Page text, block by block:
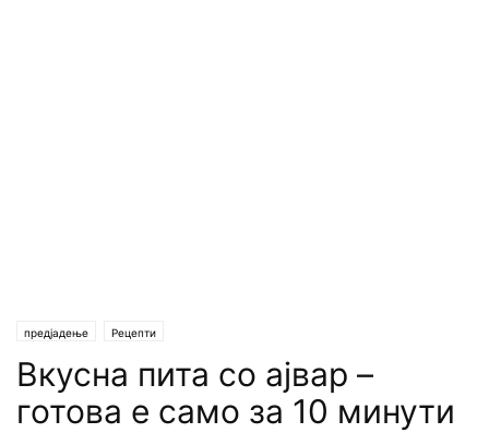
предјадење Рецепти
Вкусна пита со ајвар –
готова е само за 10 минути